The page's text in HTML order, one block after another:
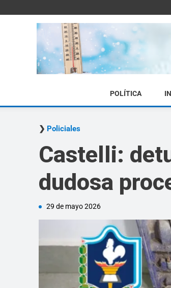
POLÍTICA
Policiales
Castelli:
dudosa
29 de mayo 2026